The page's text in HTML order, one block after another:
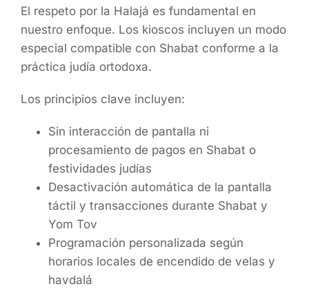
El respeto por la Halajá es fundamental en
nuestro enfoque. Los kioscos incluyen un modo
especial compatible con Shabat conforme a la
práctica judía ortodoxa.
Los principios clave incluyen:
Sin interacción de pantalla ni
procesamiento de pagos en Shabat o
festividades judías
Desactivación automática de la pantalla
táctil y transacciones durante Shabat y
Yom Tov
Programación personalizada según
horarios locales de encendido de velas y
havdalá